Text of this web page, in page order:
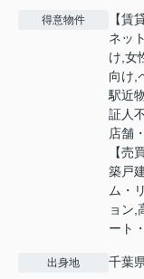
得意物件
【賃
ネッ
け,女
向け,
駅近
証人
店舗
【売
築戸
ム・
ョン,
ート
出身地 千葉